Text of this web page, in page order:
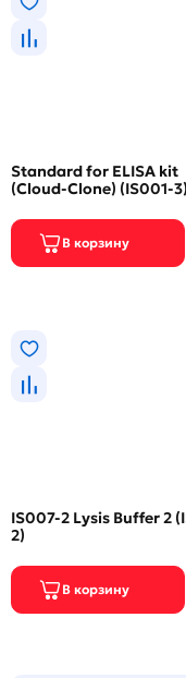
Standard for ELISA kit
(Cloud-Clone) (IS001-3)
IS007-2 Lysis Buffer 2
2)